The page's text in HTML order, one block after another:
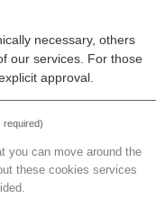
necessary, others
our services. For those
approval.
required)
you can move around the
these cookies services
durch eine
verursacht.
Linse
verschiedene
Operation ist
beste
nur im
und